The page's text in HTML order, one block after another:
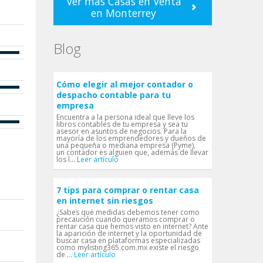
en Monterrey
Blog
Cómo elegir al mejor contador o
despacho contable para tu
empresa
Encuentra a la persona ideal que lleve los
libros contables de tu empresa y sea tu
asesor en asuntos de negocios. Para la
mayoría de los emprendedores y dueños de
una pequeña o mediana empresa (Pyme),
un contador es alguien que, además de llevar
los l... Leer artículo
7 tips para comprar o rentar casa
en internet sin riesgos
¿Sabes qué medidas debemos tener como
precaución cuando queramos comprar o
rentar casa que hemos visto en internet? Ante
la aparición de internet y la oportunidad de
buscar casa en plataformas especializadas
como mylisting365.com.mx existe el riesgo
de ... Leer artículo